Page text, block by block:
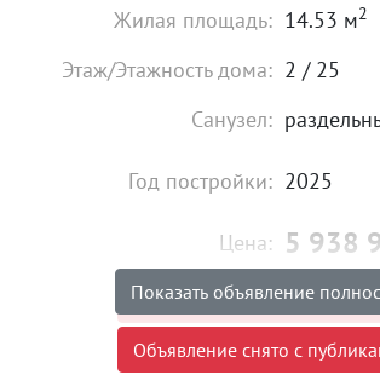
Жилая площадь: 14.53 м2
Этаж/Этажность дома: 2 / 25
Санузел:
Год постройки: 2025
Цена: 5 938
Объявление снято с
Тип сделки: «чистая»
Показать объявление
Объявление снято с